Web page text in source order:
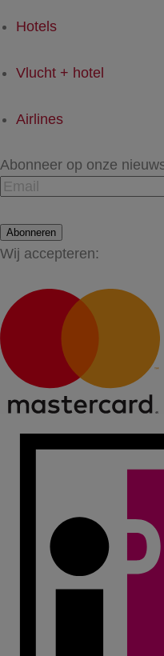
Hotels
Vlucht + hotel
Airlines
Abonneer op onze
Abonneren
Wij accepteren: